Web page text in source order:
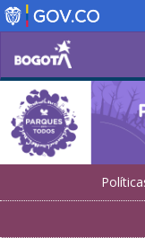
Pasar
al
contenido
principal